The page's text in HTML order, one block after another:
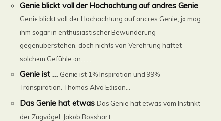
Genie blickt voll der Hochachtung auf andres Genie
Genie blickt voll der Hochachtung auf andres Genie, ja mag
ihm sogar in enthusiastischer Bewunderung
gegenüberstehen, doch nichts von Verehrung haftet
solchem Gefühle an. ......
Genie ist … Genie ist 1% Inspiration und 99%
Transpiration. Thomas Alva Edison...
Das Genie hat etwas Das Genie hat etwas vom Instinkt
der Zugvögel. Jakob Bosshart...